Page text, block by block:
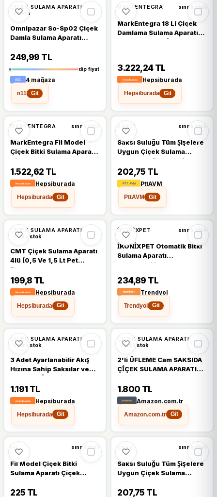
%26 🔥%26 DÜŞTÜ
ÇIÇEK SULAMA APARATI
stokta
Omnipazar So-Sp02 Çiçek
Damla Sulama Aparatı
249,99 TL
dip fiyat
4 mağaza
n11
Git
MARKENTEGRA sınırlı stok
MarkEntegra 18 Li Çiçek
Damlama Sulama Aparatı,
Bahçe Bitkileri İçin Etkili
3.222,24 TL
Hepsiburada
Hepsiburada
Git
MARKENTEGRA sınırlı stok
MarkEntegra Fil Model
Çiçek Bitki Sulama Aparatı
Çiçek Sulama Kabı 2
Litre(Yeşil)
1.522,62 TL
Hepsiburada
Hepsiburada
Git
SAKSI sınırlı stok
Saksı Suluğu Tüm Şişelere
Uygun Çiçek Sulama
Aparatı 4 Lü Otomatik
Saksı Suluğu Sulama Başlı
202,75 TL
PttAVM
PttAVM
Git
ÇIÇEK SULAMA APARATI
sınırlı stok
CMT Çiçek Sulama Aparatı
4lü (0,5 Ve 1,5 Lt Pet
Şişelere Uygun)
199,8 TL
Hepsiburada
Hepsiburada
Git
İKONİXPET sınırlı stok
İKONİXPET Otomatik Bitki
Sulama Aparatı
Ayarlanabilir Damlama
Çiçek Sulama Ucu PET Şişe
Uyumlu
234,89 TL
Trendyol
Trendyol
Git
ÇIÇEK SULAMA APARATI
sınırlı stok
3 Adet Ayarlanabilir Akış
Hızına Sahip Saksılar ve
Bahçeler İçin Çiçek
Damlama Sulama Çivileri,
3lü Paket Otomatik Bitki
Sulama Aparatı Tüm Pet
Şişelere Uyumlu - 0 - 3 Ay
1.191 TL
Hepsiburada
Hepsiburada
Git
ÇIÇEK SULAMA APARATI
sınırlı stok
2'li ÜFLEME Cam SAKSIDA
ÇİÇEK SULAMA APARATI
Bitki Sulama Küre
Kazıkları, Sulama
Ampulleri
1.800 TL
Amazon.com.tr
Amazon.com.tr
Git
FIL sınırlı stok
Fil Model Çiçek Bitki
Sulama Aparatı Çiçek
225 TL
SAKSI sınırlı stok
Saksı Suluğu Tüm Şişelere
Uygun Çiçek Sulama
Saksı Suluğu Sulama
207,75 TL